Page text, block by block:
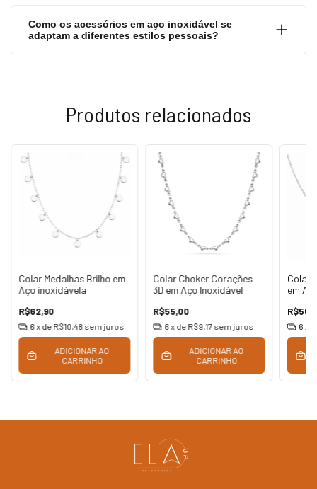
Como os acessórios em aço inoxidável se
adaptam a diferentes estilos pessoais?
Produtos relacionados
Colar Medalhas Brilho em
Aço inoxidávela
R$62,90
6x de R$10,48 sem juros
ADICIONAR AO
CARRINHO
Colar Choker Corações
3D em Aço Inoxidável
R$55,00
6x de R$9,17 sem juros
ADICIONAR AO
CARRINHO
Colar
em
6 x